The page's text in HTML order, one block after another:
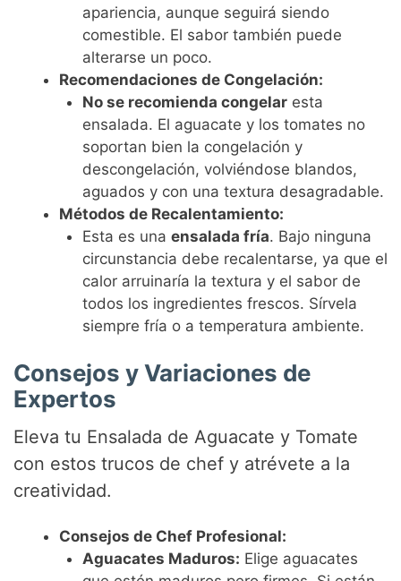
apariencia, aunque seguirá siendo
comestible. El sabor también puede
alterarse un poco.
Recomendaciones de Congelación:
No se recomienda congelaresta
ensalada. El aguacate y los tomates no
soportan bien la congelación y
descongelación, volviéndose blandos,
aguados y con una textura desagradable.
Métodos de Recalentamiento:
Esta es una ensalada fría. Bajo ninguna
circunstancia debe recalentarse, ya que el
calor arruinaría la textura y el sabor de
todos los ingredientes frescos. Sírvela
siempre fría o a temperatura ambiente.
Consejos y Variaciones de
Expertos
Eleva tu Ensalada de Aguacate y Tomate
con estos trucos de chef y atrévete a la
creatividad.
Consejos de Chef Profesional:
Aguacates Maduros: Elige aguacates